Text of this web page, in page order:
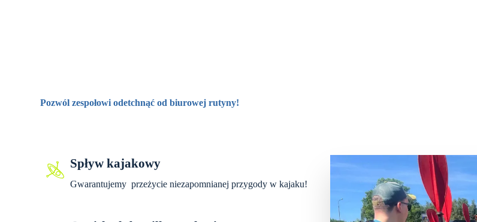
Pozwól zespołowi odetchnąć od biurowej rutyny!
Spływ kajakowy
Gwarantujemy przeżycie niezapomnianej przygody w kajaku!